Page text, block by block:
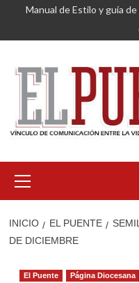
Saltar
contenido
Manual de Estilo y guía
primario
INICIO EL PUENTE
DE DICIEMBRE
El Puente Página Diocesana